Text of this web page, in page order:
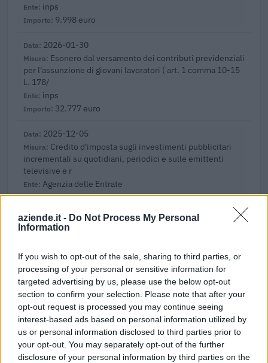
aziende.it - Do Not Process My Personal
Information
If you wish to opt-out of the sale, sharing to third parties, or
processing of your personal or sensitive information for
targeted advertising by us, please use the below opt-out
section to confirm your selection. Please note that after your
opt-out request is processed you may continue seeing
interest-based ads based on personal information utilized by
us or personal information disclosed to third parties prior to
your opt-out. You may separately opt-out of the further
disclosure of your personal information by third parties on the
inps
9.998 euro
2026-01-30
Esonero dal versamento dei contributi previdenziali
per l'assunzione di giovani lavoratori ( art. 1 comma 10-15
L. 178/
inps
32.777 euro
2025-12-05
Credito d'imposta sugli investimenti pubblicitari
incrementali su quotidiani, periodici e sulle emittenti
televisive e r
Agenzia delle Entrate
7.286 euro
2025-03-19
indeterminato nel bienni
inps
17.813 euro
2025-02-26
Preventivo economico e budget economico 2024
Camera di Commercio Industria Artigianato
Agricoltura di Treviso Belluno